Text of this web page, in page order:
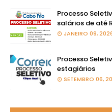
Processo
salários de até
JANEIRO 09,
Processo
estagiários
SETEMBRO 06,